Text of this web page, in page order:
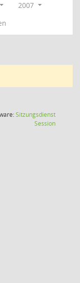
2007
Sitzungsdienst
Session(Wird in